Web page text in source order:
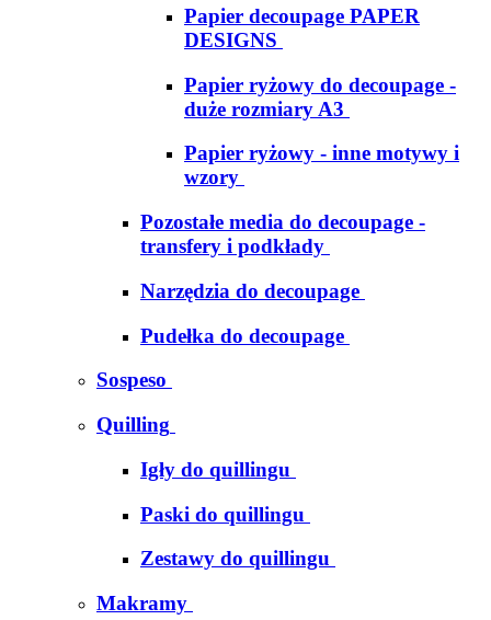
Papier decoupage PAPER
DESIGNS
Papier ryżowy do decoupage -
duże rozmiary A3
Papier ryżowy - inne motywy i
wzory
Pozostałe media do decoupage -
transfery i podkłady
Narzędzia do decoupage
Pudełka do decoupage
Sospeso
Quilling
Igły do quillingu
Paski do quillingu
Zestawy do quillingu
Makramy